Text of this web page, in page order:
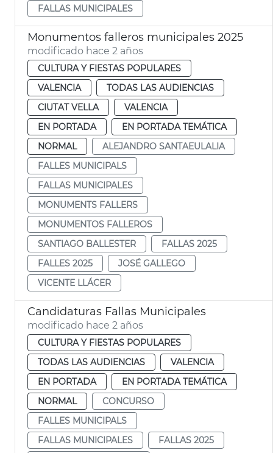
FALLAS MUNICIPALES
Monumentos falleros municipales 2025
modificado hace 2 años
CULTURA Y FIESTAS POPULARES
VALENCIA
TODAS LAS AUDIENCIAS
CIUTAT VELLA
VALENCIA
EN PORTADA
EN PORTADA TEMÁTICA
NORMAL
ALEJANDRO SANTAEULALIA
FALLES MUNICIPALS
FALLAS MUNICIPALES
MONUMENTS FALLERS
MONUMENTOS FALLEROS
SANTIAGO BALLESTER
FALLAS 2025
FALLES 2025
JOSÉ GALLEGO
VICENTE LLÁCER
Candidaturas Fallas Municipales
modificado hace 2 años
CULTURA Y FIESTAS POPULARES
TODAS LAS AUDIENCIAS
VALENCIA
EN PORTADA
EN PORTADA TEMÁTICA
NORMAL
CONCURSO
FALLES MUNICIPALS
FALLAS MUNICIPALES
FALLAS 2025